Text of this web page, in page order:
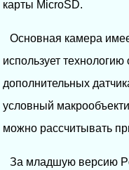
карты MicroSD.
Основная камера
использует
дополнительных
условный
можно рассчитывать
За младшую версию